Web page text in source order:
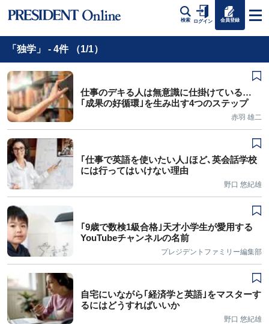
検索 ログイン 会員登録
「独学」 - 4件 （1/1）
仕事のデキる人は無意識に仕掛けている…
｢成果の好循環｣を生み出す4つのステップ
赤羽 雄二
｢仕事で英語を使いたい人｣ほど､英会話学校
には行ってはいけない理由
野口 悠紀雄
｢9歳で数検1級合格｣天才小学生が愛用する
YouTubeチャンネルの名前
プレジデントファミリー編集部
自宅にいながら｢経済学と英語｣をマスターす
るにはどうすればいいか
野口 悠紀雄